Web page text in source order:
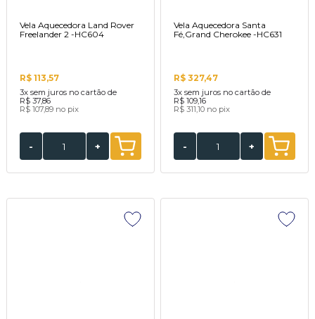
Vela Aquecedora Land Rover
Freelander 2 -HC604
R$ 113,57
3x sem juros no cartão de
R$ 37,86
R$ 107,89 no pix
- +
Vela Aquecedora Santa
Fé,Grand Cherokee -HC631
R$ 327,47
3x sem juros no cartão de
R$ 109,16
R$ 311,10 no pix
- +